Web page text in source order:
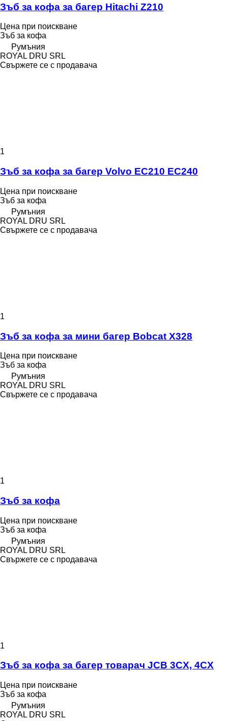
Зъб за кофа за багер Hitachi Z210
Цена при поискване
Зъб за кофа
Румъния
ROYAL DRU SRL
Свържете се с продавача
1
Зъб за кофа за багер Volvo EC210 EC240
Цена при поискване
Зъб за кофа
Румъния
ROYAL DRU SRL
Свържете се с продавача
1
Зъб за кофа за мини багер Bobcat X328
Цена при поискване
Зъб за кофа
Румъния
ROYAL DRU SRL
Свържете се с продавача
1
Зъб за кофа
Цена при поискване
Зъб за кофа
Румъния
ROYAL DRU SRL
Свържете се с продавача
1
Зъб за кофа за багер товарач JCB 3CX, 4CX
Цена при поискване
Зъб за кофа
Румъния
ROYAL DRU SRL